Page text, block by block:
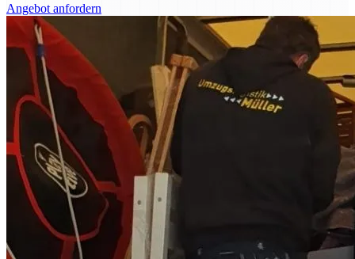
Angebot anfordern